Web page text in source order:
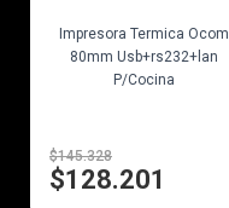
Impresora Termica Ocom
80mm Usb+rs232+lan
P/Cocina
$145.328
$128.201